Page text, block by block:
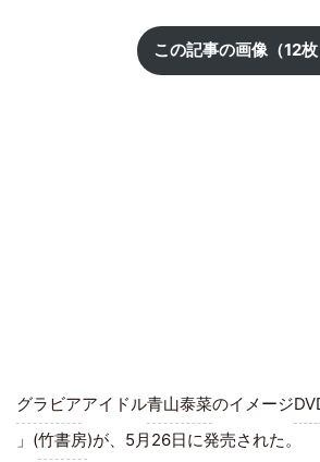
この記事の画像（12枚
グラビアアイドル青山泰菜のイメージ
」(竹書房)が、5月26日に発売された。